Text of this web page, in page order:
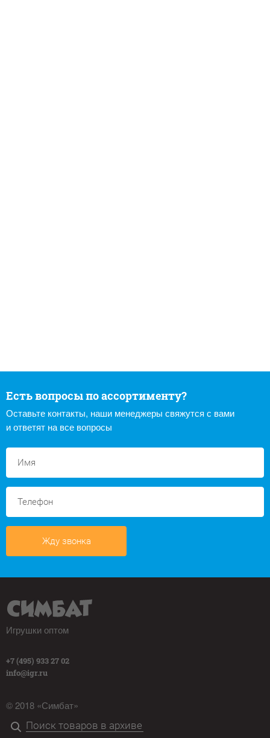
Есть вопросы по ассортименту?
Оставьте контакты, наши менеджеры свяжутся с вами
и ответят на все вопросы
Жду звонка
Игрушки оптом
+7 (495) 933 27 02
info@igr.ru
© 2018 «Симбат»